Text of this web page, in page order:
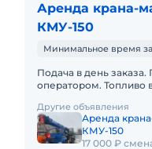
Аренда крана-
КМУ-150
Минимальное время
Подача в день
оператором. Топливо
свободна. Техника
Другие объявления
Аренда
КМУ-150
17 000 ₽